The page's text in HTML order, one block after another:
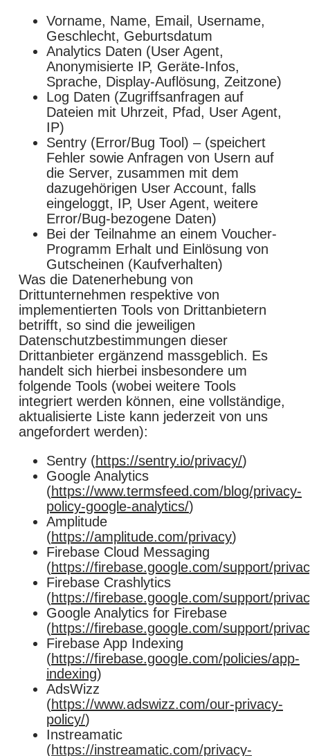
Vorname, Name, Email, Username,
Geschlecht, Geburtsdatum
Analytics Daten (User Agent,
Anonymisierte IP, Geräte-Infos,
Sprache, Display-Auflösung, Zeitzone)
Log Daten (Zugriffsanfragen auf
Dateien mit Uhrzeit, Pfad, User Agent,
IP)
Sentry (Error/Bug Tool) – (speichert
Fehler sowie Anfragen von Usern auf
die Server, zusammen mit dem
dazugehörigen User Account, falls
eingeloggt, IP, User Agent, weitere
Error/Bug-bezogene Daten)
Bei der Teilnahme an einem Voucher-
Programm Erhalt und Einlösung von
Gutscheinen (Kaufverhalten)
Was die Datenerhebung von
Drittunternehmen respektive von
implementierten Tools von Drittanbietern
betrifft, so sind die jeweiligen
Datenschutzbestimmungen dieser
Drittanbieter ergänzend massgeblich. Es
handelt sich hierbei insbesondere um
folgende Tools (wobei weitere Tools
integriert werden können, eine vollständige,
aktualisierte Liste kann jederzeit von uns
angefordert werden):
Sentry (https://sentry.io/privacy/)
Google Analytics
(https://www.termsfeed.com/blog/privacy-
policy-google-analytics/)
Amplitude
(https://amplitude.com/privacy)
Firebase Cloud Messaging
(https://firebase.google.com/support/
Firebase Crashlytics
(https://firebase.google.com/support/
Google Analytics for Firebase
(https://firebase.google.com/support/
Firebase App Indexing
(https://firebase.google.com/policies/app-
indexing)
AdsWizz
(https://www.adswizz.com/our-privacy-
policy/)
Instreamatic
(https://instreamatic.com/privacy-